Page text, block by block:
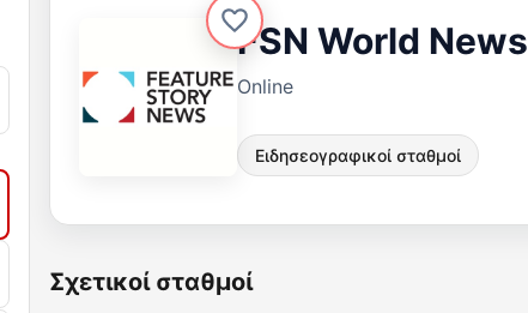
FSN World News
Online
Ειδησεογραφικοί σταθμοί
Σχετικοί σταθμοί